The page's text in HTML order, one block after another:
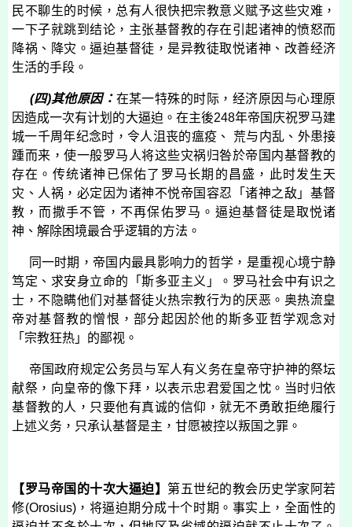
民不聊生的时候，总有人很快把宗教意义赋予这些灾难，
一下子就跳到结论，主张基督教的存在引起诸神的愤怒而
降祸、降灾。逼迫基督徒，是异教徒取悦诸神、改善经济
生活的手段。
(四)其他原因： 在某一特殊的时际，经济原因与心理原
因造成一次有计划的大逼迫。在主後248年帝国庆祝罗马建
城一千周年纪念时，令人沮丧的瘟疫、 荒与内乱、外患接
踵而来，使一般罗马人将这些灾祸归咎於帝国内基督教的
存在。传统诸神已保佑了罗马长期的昌盛，此时发生天
灾、人祸，必定因为诸神不悦帝国容忍「诸神之敌」基督
教，而撒手不管，不再保佑罗马。逼迫基督徒是取悦诸
神、解除困境最合乎逻辑的方法。
同一时期，帝国内最具影响力的哲学，是重视心境宁静
笃定、求安身立命的「斯多亚主义」。罗马社会中有识之
士，不隐瞒他们对基督徒火热宗教行为的厌恶。奥热流皇
帝对基督教的憎恨，部分起因於他的斯多亚哲学观念对
「宗教狂热」的鄙视。
帝国政府规定公务员与军人有义务在皇帝守护神的祭坛
献祭，向皇帝的像下拜，以表示忠君爱国之忱。当时归依
基督教的人，只要他有真诚的信仰，就无不勇敢拒绝履行
上述义务，只承认基督是主，甘愿被控以叛国之罪。
【罗马帝国的十次大逼迫】第五世纪的教会历史学家阿若
修(Orosius)，将逼迫期分成十个时期。事实上，全面性的